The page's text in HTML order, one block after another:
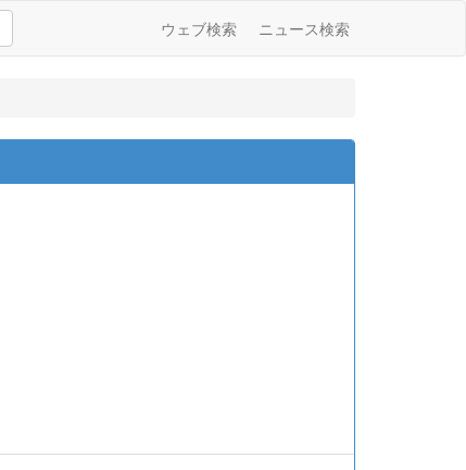
ウェブ検索 ニュース検索